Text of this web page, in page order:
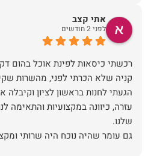
אתי קצב
לפני 2 חודשים
רכשתי כיסאות לפינת אוכל בהום
הגעתי לחנות בראשון לציון וקיבלה
עזרה, כיוונה במקצועיות והתאימה